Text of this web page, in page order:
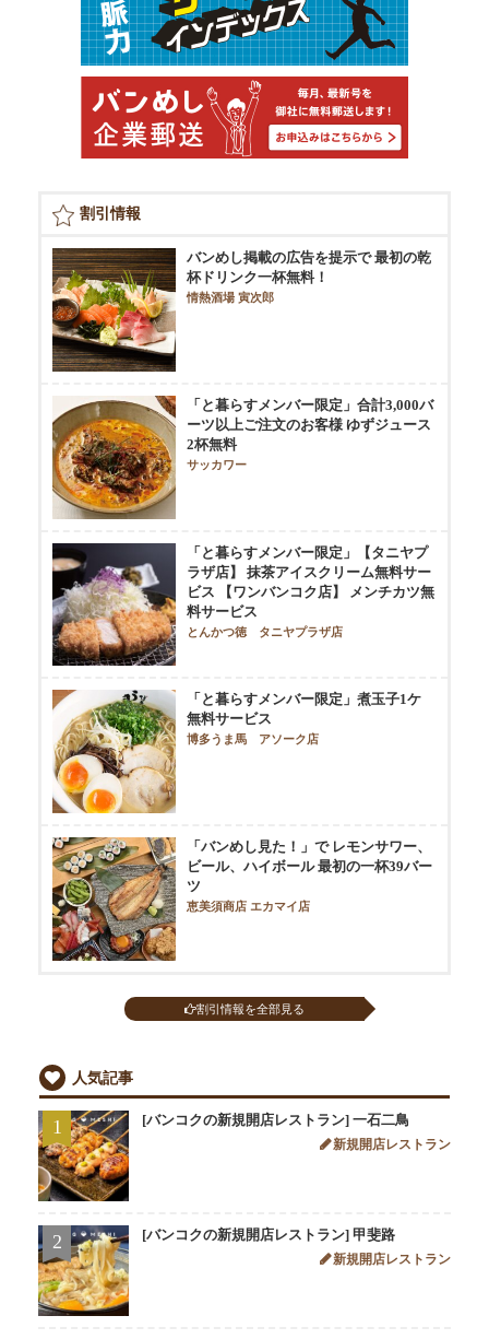
割引情報
バンめし掲載の広告を提示で 最初の乾
杯ドリンク一杯無料！
情熱酒場 寅次郎
「と暮らすメンバー限定」合計3,000バ
ーツ以上ご注文のお客様 ゆずジュース
2杯無料
サッカワー
「と暮らすメンバー限定」【タニヤプ
ラザ店】 抹茶アイスクリーム無料サー
ビス 【ワンバンコク店】 メンチカツ無
料サービス
とんかつ徳 タニヤプラザ店
「と暮らすメンバー限定」煮玉子1ケ
無料サービス
博多うま馬 アソーク店
「バンめし見た！」で レモンサワー、
ビール、ハイボール 最初の一杯39バー
ツ
恵美須商店 エカマイ店
割引情報を全部見る
人気記事
1 [バンコクの新規開店レストラン] 一石二鳥
新規開店レストラン
2 [バンコクの新規開店レストラン] 甲斐路
新規開店レストラン